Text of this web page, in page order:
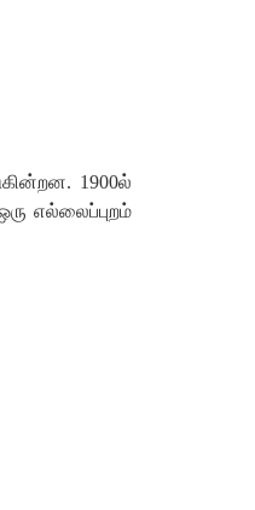
1900ல்
எல்லைப்புறம்